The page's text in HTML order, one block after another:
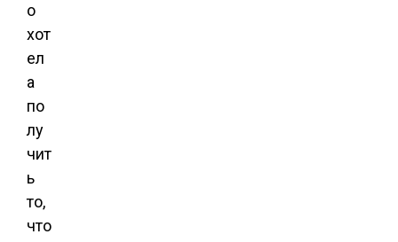
о
хот
ел
а
по
лу
чит
ь
то,
что